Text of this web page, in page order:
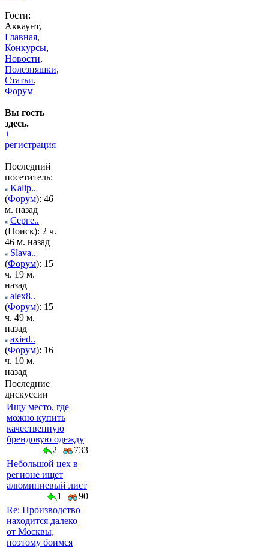
Гости:
Аккаунт,
Главная,
Конкурсы,
Новости,
Полезняшки,
Статьи,
Форум
Вы гость
здесь.
+
регистрация
Последний
посетитель:
Kalip..
(Форум): 46
м. назад
Серге..
(Поиск): 2 ч.
46 м. назад
Slava..
(Форум): 15
ч. 19 м.
назад
alex8..
(Форум): 15
ч. 49 м.
назад
axied..
(Форум): 16
ч. 10 м.
назад
Последние
дискуссии
Ищу место, где
можно купить
качественную
брендовую одежду
2
733
Небольшой цех в
регионе ищет
алюминиевый лист
1
90
Re: Производство
находится далеко
от Москвы,
поэтому боимся